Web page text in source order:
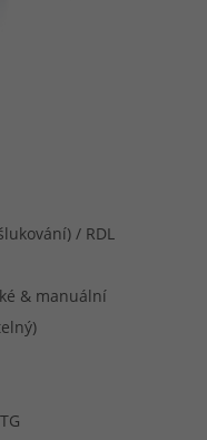
/ RDL
& manuální